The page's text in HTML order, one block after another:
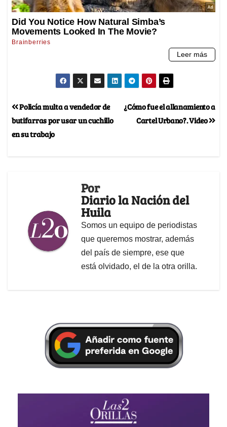
¿Cómo fue el allanamiento a
Cartel Urbano?. Video
Policía multa a vendedor de
butifarras por usar un cuchillo
en su trabajo
Por
Diario la Nación del
Huila
Somos un equipo de periodistas
que queremos mostrar, además
del país de siempre, ese que
está olvidado, el de la otra orilla.